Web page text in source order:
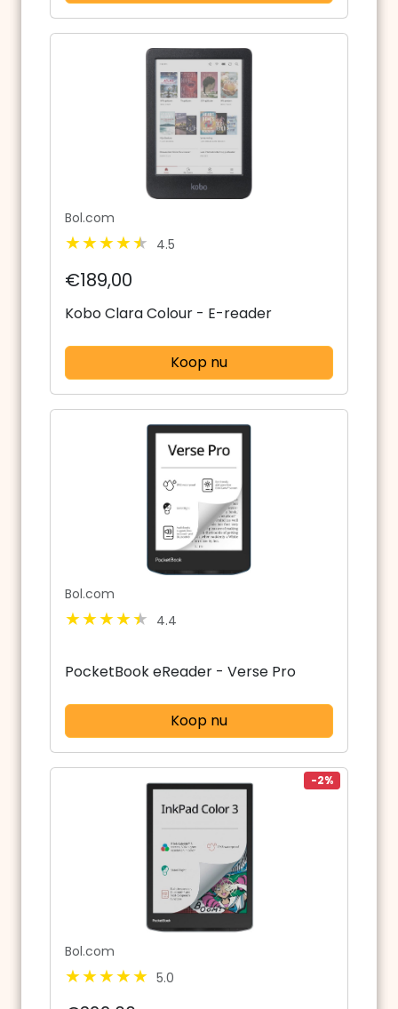
Bol.com
4.5
€189,00
Kobo Clara Colour - E-reader
Koop nu
Bol.com
4.4
PocketBook eReader - Verse Pro
Koop nu
-2%
Bol.com
5.0